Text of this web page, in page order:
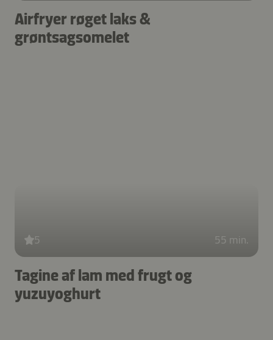
Airfryer røget laks &
grøntsagsomelet
5 55 min.
Tagine af lam med frugt og
yuzuyoghurt